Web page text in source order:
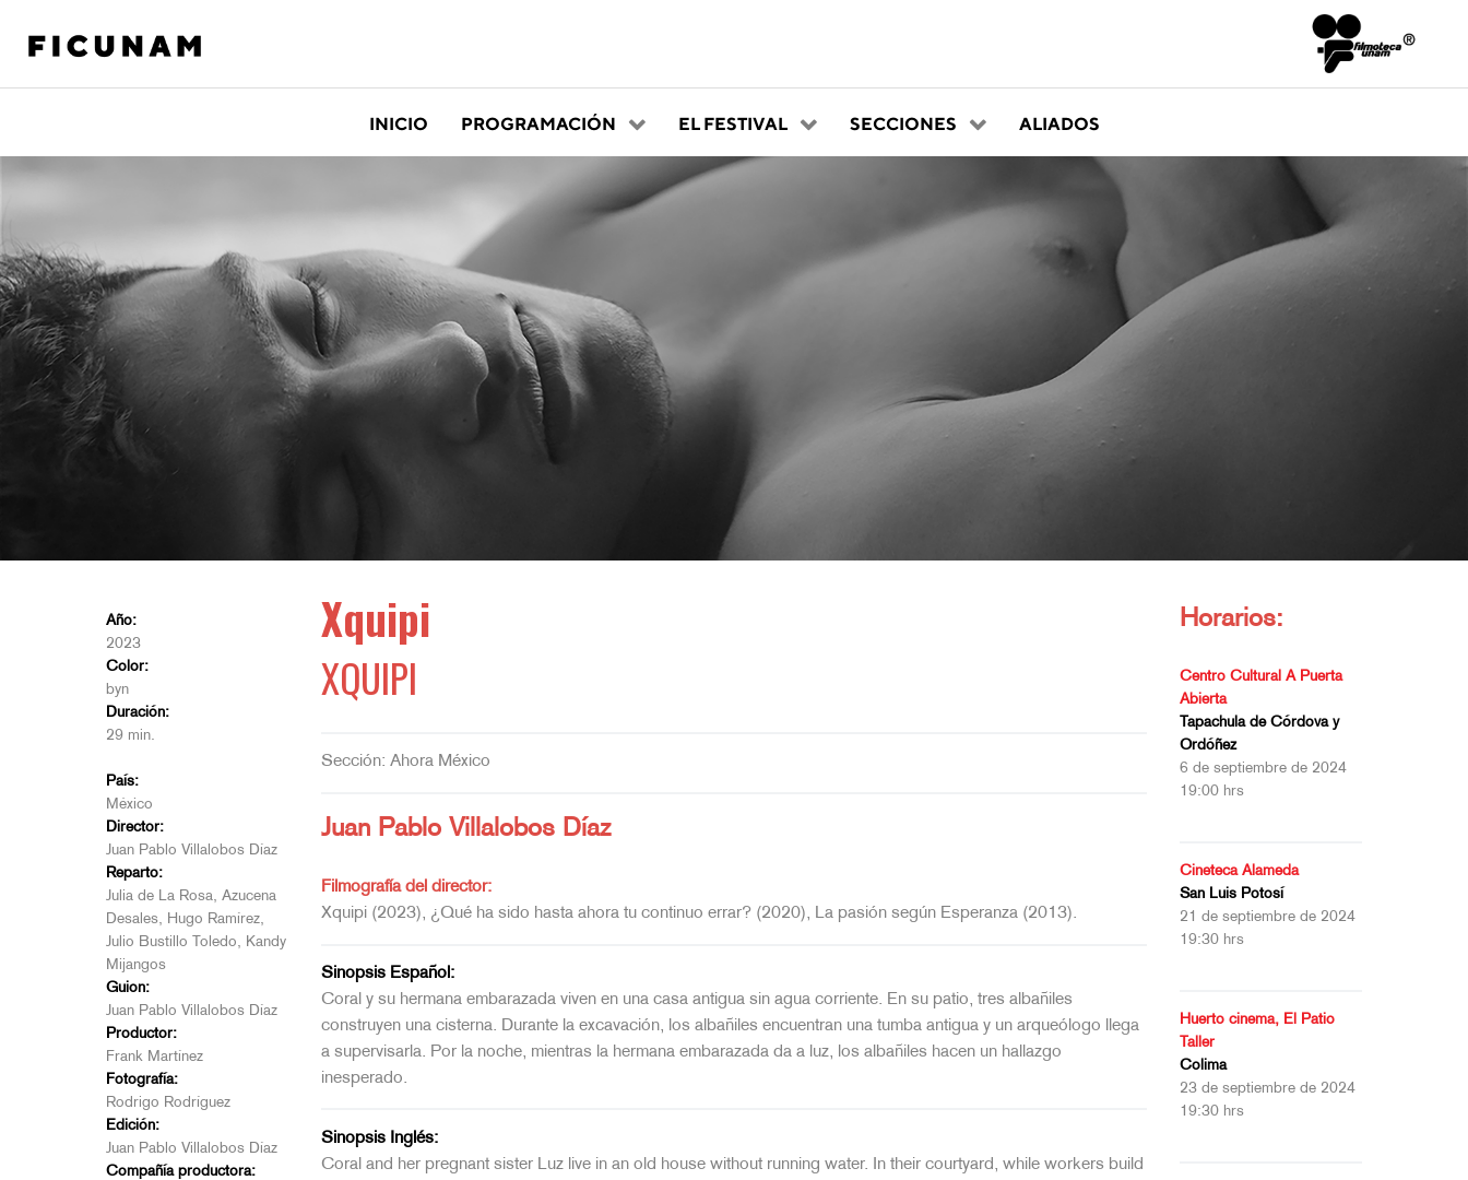
INICIO PROGRAMACIÓN EL FESTIVAL SECCIONES ALIADOS
Año:
2023
Color:
byn
Duración:
29 min.
País:
México
Director:
Juan Pablo Villalobos Díaz
Reparto:
Julia de La Rosa, Azucena
Desales, Hugo Ramírez,
Julio Bustillo Toledo, Kandy
Mijangos
Guion:
Juan Pablo Villalobos Díaz
Productor:
Frank Martínez
Fotografía:
Rodrigo Rodríguez
Edición:
Juan Pablo Villalobos Díaz
Compañía productora:
Xquipi
XQUIPI
Sección: Ahora México
Juan Pablo Villalobos Díaz
Filmografía del director:
Xquipi (2023), ¿Qué ha sido hasta ahora tu continuo errar? (2020), La pasión según Esperanza (2013).
Sinopsis Español:
Coral y su hermana embarazada viven en una casa antigua sin agua corriente. En su patio, tres albañiles
construyen una cisterna. Durante la excavación, los albañiles encuentran una tumba antigua y un arqueólogo llega
a supervisarla. Por la noche, mientras la hermana embarazada da a luz, los albañiles hacen un hallazgo
inesperado.
Sinopsis Inglés:
Coral and her pregnant sister Luz live in an old house without running water. In their courtyard, while workers build
Horarios:
Centro Cultural A Puerta
Abierta
Tapachula de Córdova y
Ordóñez
6 de septiembre de 2024
19:00 hrs
Cineteca Alameda
San Luis Potosí
21 de septiembre de 2024
19:30 hrs
Huerto cinema, El Patio
Taller
Colima
23 de septiembre de 2024
19:30 hrs